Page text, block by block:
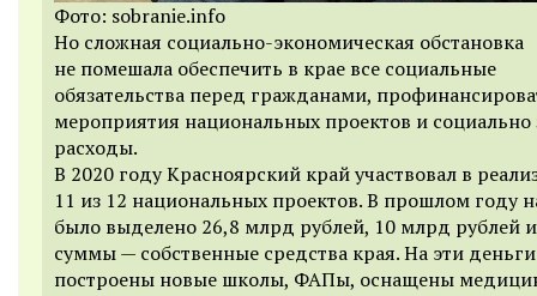
Фото: sobranie.info
Но сложная социально-экономическая обстановка
не помешала обеспечить в крае все социальные
обязательства перед гражданами,
мероприятия национальных проектов и
расходы.
В 2020 году Красноярский край участвовал в
11 из 12 национальных проектов. В прошлом году
было выделено 26,8 млрд рублей, 10 млрд рублей
суммы — собственные средства края. На эти деньги
построены новые школы, ФАПы, оснащены